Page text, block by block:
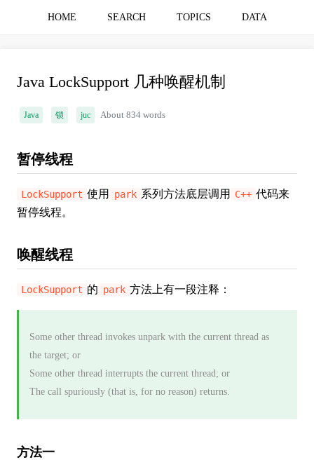
HOME SEARCH TOPICS DATA
Java LockSupport 几种唤醒机制
Java 锁 juc About 834 words
暂停线程
LockSupport 使用 park 系列方法底层调用 C++ 代码来
暂停线程。
唤醒线程
LockSupport 的 park 方法上有一段注释：
Some other thread invokes unpark with the current thread as
the target; or
Some other thread interrupts the current thread; or
The call spuriously (that is, for no reason) returns.
方法一